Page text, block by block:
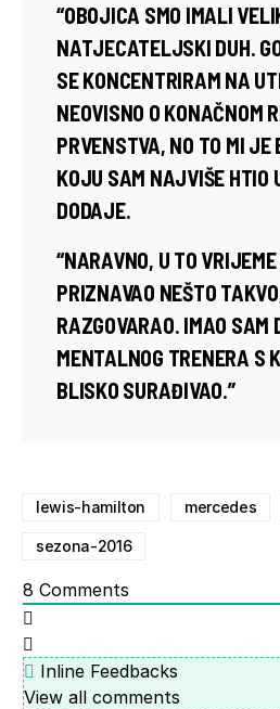
“OBOJICA SMO IMALI
NATJECATELJSKI DUH.
SE KONCENTRIRAM NA
NEOVISNO O KONAČNOM
PRVENSTVA, NO TO MI JE
KOJU SAM NAJVIŠE HTIO
DODAJE.
“NARAVNO, U TO
PRIZNAVAO NEŠTO
RAZGOVARAO. IMAO SAM
MENTALNOG TRENERA S
BLISKO SURAĐIVAO.”
lewis-hamilton mercedes
sezona-2016
8 Comments
Inline Feedbacks
View all comments